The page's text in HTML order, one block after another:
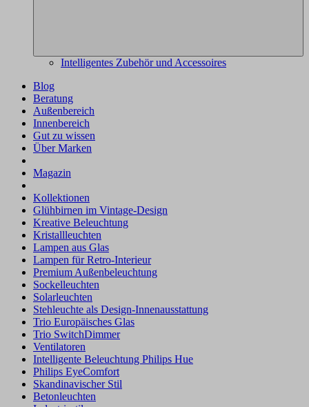
Intelligentes Zubehör und Accessoires
Blog
Beratung
Außenbereich
Innenbereich
Gut zu wissen
Über Marken
Magazin
Kollektionen
Glühbirnen im Vintage-Design
Kreative Beleuchtung
Kristallleuchten
Lampen aus Glas
Lampen für Retro-Interieur
Premium Außenbeleuchtung
Sockelleuchten
Solarleuchten
Stehleuchte als Design-Innenausstattung
Trio Europäisches Glas
Trio SwitchDimmer
Ventilatoren
Intelligente Beleuchtung Philips Hue
Philips EyeComfort
Skandinavischer Stil
Betonleuchten